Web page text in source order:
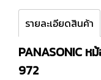
รายละเอียดสินค้า
PANASONIC
972